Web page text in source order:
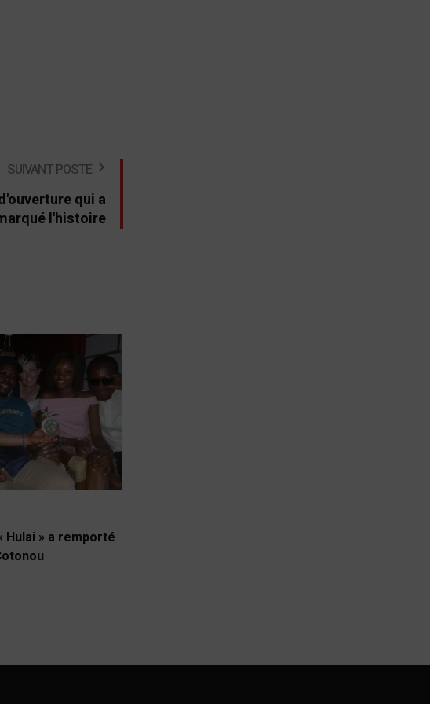
SUIVANT POSTE
qui a
l'histoire
Hulai » a remporté